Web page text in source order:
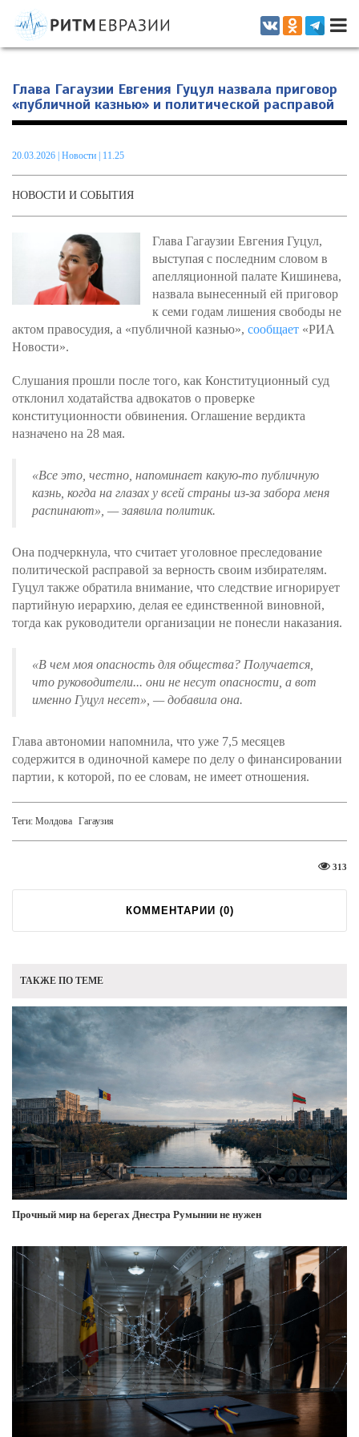
Информационно-аналитическое издание, посвященное актуальным
проблемам интеграции на постсоветском пространстве
Глава Гагаузии Евгения Гуцул назвала приговор
«публичной казнью» и политической расправой
20.03.2026 Новости | 11.25
НОВОСТИ И СОБЫТИЯ
Глава Гагаузии Евгения Гуцул,
выступая с последним словом в
апелляционной палате Кишинева,
назвала вынесенный ей приговор
к семи годам лишения свободы не
актом правосудия, а «публичной казнью», сообщает «РИА
Новости».
Слушания прошли после того, как Конституционный суд
отклонил ходатайства адвокатов о проверке
конституционности обвинения. Оглашение вердикта
назначено на 28 мая.
«Все это, честно, напоминает какую-то публичную
казнь, когда на глазах у всей страны из-за забора меня
распинают» , — заявила политик.
Она подчеркнула, что считает уголовное преследование
политической расправой за верность своим избирателям.
Гуцул также обратила внимание, что следствие игнорирует
партийную иерархию, делая ее единственной виновной,
тогда как руководители организации не понесли наказания.
«В чем моя опасность для общества? Получается,
что руководители... они не несут опасности, а вот
именно Гуцул несет» , — добавила она.
Глава автономии напомнила, что уже 7,5 месяцев
содержится в одиночной камере по делу о финансировании
партии, к которой, по ее словам, не имеет отношения.
Теги: Молдова Гагаузия
313
КОММЕНТАРИИ (0)
ТАКЖЕ ПО ТЕМЕ
Прочный мир на берегах Днестра Румынии не нужен